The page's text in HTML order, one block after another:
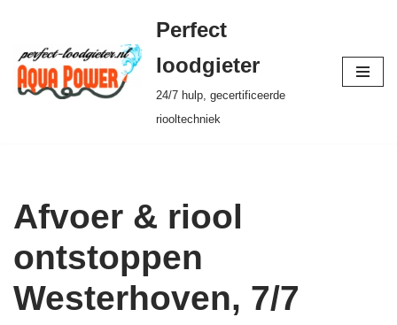
Ga
naar
de
Perfect
loodgieter
24/7 hulp, gecertificeerde
riooltechniek
Afvoer & riool
ontstoppen
Westerhoven, 7/7